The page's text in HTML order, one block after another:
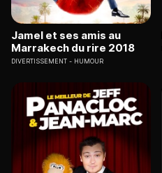
Jamel et ses amis au
Marrakech du rire 2018
DIVERTISSEMENT HUMOUR